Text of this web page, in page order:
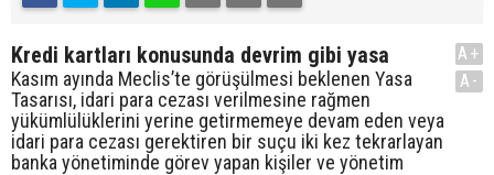
Kredi kartları konusunda devrim gibi yasa
Kasım ayında Meclis’te görüşülmesi beklenen Yasa
Tasarısı, idari para cezası verilmesine rağmen
yükümlülüklerini yerine getirmemeye devam eden veya
idari para cezası gerektiren bir suçu iki kez tekrarlayan
banka yönetiminde görev yapan kişiler ve yönetim
A+
A-